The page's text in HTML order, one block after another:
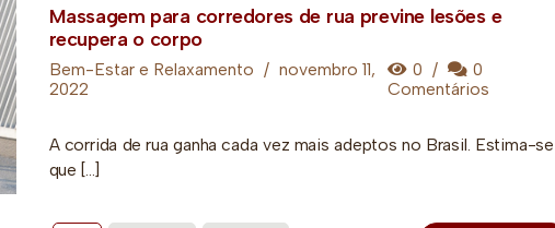
Massagem para corredores de rua previne lesões e
recupera o corpo
Bem-Estar e Relaxamento / novembro 11,
2022
0 /
0
Comentários
A corrida de rua ganha cada vez mais adeptos no Brasil. Estima-se
que […]